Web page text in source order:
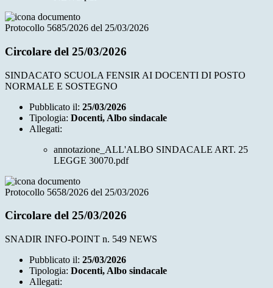
Protocollo 5685/2026 del 25/03/2026
Circolare del 25/03/2026
SINDACATO SCUOLA FENSIR AI DOCENTI DI POSTO
NORMALE E SOSTEGNO
Pubblicato il: 25/03/2026
Tipologia: Docenti, Albo sindacale
Allegati:
annotazione_ALL'ALBO SINDACALE ART. 25
LEGGE 30070.pdf
Protocollo 5658/2026 del 25/03/2026
Circolare del 25/03/2026
SNADIR INFO-POINT n. 549 NEWS
Pubblicato il: 25/03/2026
Tipologia: Docenti, Albo sindacale
Allegati: